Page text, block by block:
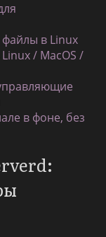
в Linux
/ MacOS /
в фоне, без